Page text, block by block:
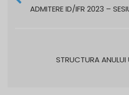
ADMITERE ID/IFR 2023 –
STRUCTURA ANULUI